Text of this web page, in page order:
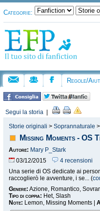
Categorie:
Regole/
Segui la storia
Storie originali > Soprannaturale >
Missing Moments - OS
Autore: Mary P_Stark
03/12/2015
4 recensioni
Una serie di OS dedicate ai
raccoglierò le avventure, i se... (
Genere: Azione, Romantico,
Tipo di coppia: Het, Slash
Note: Lemon, Missing Moments |